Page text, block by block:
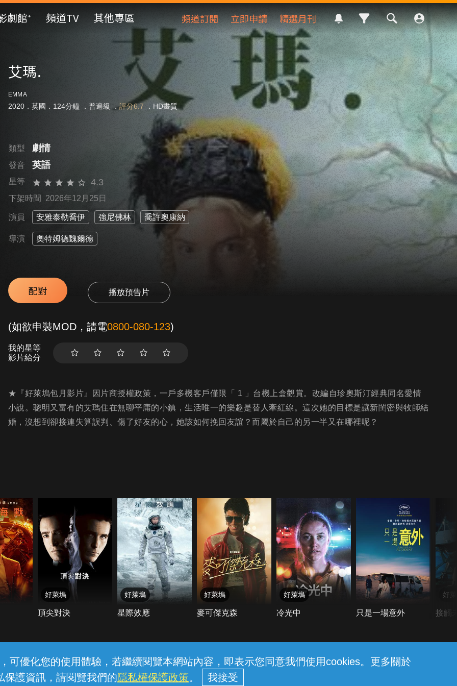
可優化您的使用體驗，若繼續閱覽本網站內容，即表示您同意我們使用cookies。更多關於
保護資訊，請閱覽我們的隱私權保護政策。
劇館⁺ 頻道TV 其他專區 頻道訂閱 立即申請 精選月刊
艾瑪.
EMMA
2020．英國．124分鐘 ． 普遍級 ．評分6.7 ．HD畫質
類型 劇情
發音 英語
星等 4.3
下架時間 2026年12月25日
演員 安雅泰勒喬伊 強尼佛林 喬許奧康納
導演 奧特姆德魏爾德
配對 播放預告片
(如欲申裝MOD，請電0800-080-123)
我的星等
影片給分
★『好萊塢包月影片』因片商授權政策，一戶多機客戶僅限「 1 」台機上盒觀賞。改編自珍奧斯汀經典同名愛情
小說。聰明又富有的艾瑪住在無聊平庸的小鎮，生活唯一的樂趣是替人牽紅線。這次她的目標是讓新閨密與牧師結
婚，沒想到卻接連失算誤判、傷了好友的心，她該如何挽回友誼？而屬於自己的另一半又在哪裡呢？
好萊塢
頂尖對決
好萊塢
星際效應
好萊塢
麥可傑克森
好萊塢
冷光中 只是一場意外
好
接觸
客服與支援 服務條款 隱私權保護